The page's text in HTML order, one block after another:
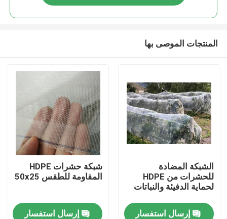
المنتجات الموصى بها
الشبكة المضادة
للحشرات من HDPE
لحماية الدفيئة والنباتات
إرسال استفسار
شبكة حشرات HDPE
المقاومة للطقس 50x25
إرسال استفسار